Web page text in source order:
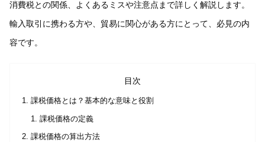
消費税との関係、よくあるミスや注意点まで詳しく解説します。
輸入取引に携わる方や、貿易に関心がある方にとって、必見の内
容です。
目次
課税価格とは？基本的な意味と役割
課税価格の定義
課税価格の算出方法